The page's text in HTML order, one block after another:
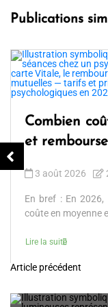
Publications
Combien
et
3 août 2026 2
En bref : En 2026,
coûte en moyenne
Lire la suite
N
a
Article précédent